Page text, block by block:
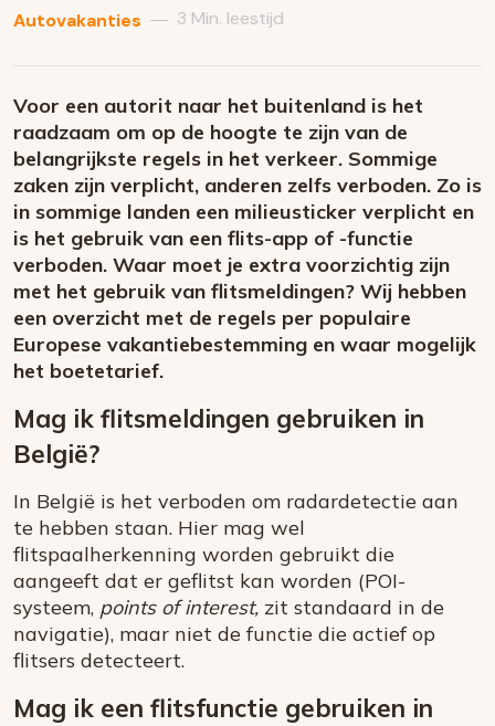
Autovakanties — 3 Min. leestijd
Voor een autorit naar het buitenland is het
raadzaam om op de hoogte te zijn van de
belangrijkste regels in het verkeer. Sommige
zaken zijn verplicht, anderen zelfs verboden. Zo is
in sommige landen een milieusticker verplicht en
is het gebruik van een flits-app of -functie
verboden. Waar moet je extra voorzichtig zijn
met het gebruik van flitsmeldingen? Wij hebben
een overzicht met de regels per populaire
Europese vakantiebestemming en waar mogelijk
het boetetarief.
Mag ik flitsmeldingen gebruiken in
België?
In België is het verboden om radardetectie aan
te hebben staan. Hier mag wel
flitspaalherkenning worden gebruikt die
aangeeft dat er geflitst kan worden (POI-
systeem, points of interest, zit standaard in de
navigatie), maar niet de functie die actief op
flitsers detecteert.
Mag ik een flitsfunctie gebruiken in